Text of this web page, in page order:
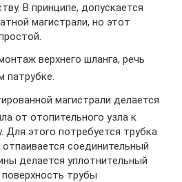
В принципе, допускается
магистрали, но этот
верхнего шланга, речь
патрубке.
магистрали делается
от отопительного узла к
Для этого потребуется трубка
соединительный
делается уплотнительный
трубы